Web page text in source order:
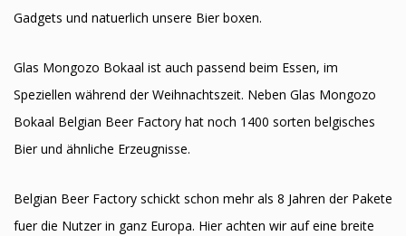
Gadgets und natuerlich unsere Bier boxen.
Glas Mongozo Bokaal ist auch passend beim Essen, im
Speziellen während der Weihnachtszeit. Neben Glas Mongozo
Bokaal Belgian Beer Factory hat noch 1400 sorten belgisches
Bier und ähnliche Erzeugnisse.
Belgian Beer Factory schickt schon mehr als 8 Jahren der Pakete
fuer die Nutzer in ganz Europa. Hier achten wir auf eine breite